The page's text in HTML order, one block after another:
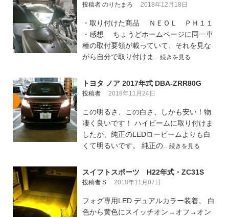
投稿者 のりたまろ 2018年12月18日
・取り付けた商品 ＮＥＯＬ ＰＨ１１
・感想 ちょうどホームページに同一車
種の取付要領が載っていて、それを見な
がら自分で取り付けま.. 続きを見る
トヨタ ノア 2017年式 DBA-ZRR80G
投稿者 2018年11月24日
この明るさ、この白さ、しかも安い！物
凄く良いです！ ハイビームに取り付けま
したが、純正のLEDロービームよりも白
くて明るいです。 純正の.. 続きを見る
スイフトスポーツ H22年式・ZC31S
投稿者 S 2018年11月07日
フォグ専用LED デュアルカラー装着。 白
色から黄色にスイッチオン→オフ→オン